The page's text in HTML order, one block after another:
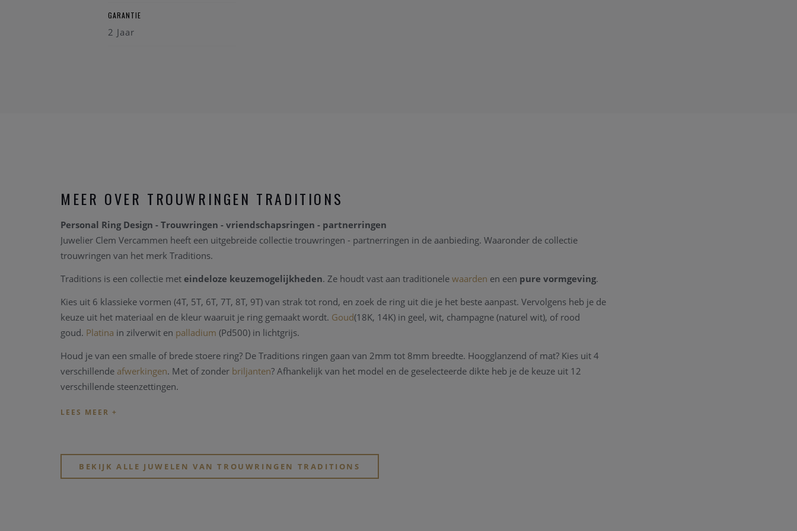
GARANTIE
2 Jaar
MEER OVER TROUWRINGEN TRADITIONS
Personal Ring Design - Trouwringen - vriendschapsringen - partnerringen
Juwelier Clem Vercammen heeft een uitgebreide collectie trouwringen - partnerringen in de aanbieding. Waaronder de collectie
trouwringen van het merk Traditions.
Traditions is een collectie met eindeloze keuzemogelijkheden. Ze houdt vast aan traditionele waarden en een pure vormgeving.
Kies uit 6 klassieke vormen (4T, 5T, 6T, 7T, 8T, 9T) van strak tot rond, en zoek de ring uit die je het beste aanpast. Vervolgens heb je de
keuze uit het materiaal en de kleur waaruit je ring gemaakt wordt. Goud(18K, 14K) in geel, wit, champagne (naturel wit), of rood
goud. Platina in zilverwit en palladium (Pd500) in lichtgrijs.
Houd je van een smalle of brede stoere ring? De Traditions ringen gaan van 2mm tot 8mm breedte. Hoogglanzend of mat? Kies uit 4
verschillende afwerkingen. Met of zonder briljanten? Afhankelijk van het model en de geselecteerde dikte heb je de keuze uit 12
verschillende steenzettingen.
De eeuwig geliefde Traditions collectie garanderen een certificaat van echtheid, twee jaar garantie tegen fabricagefouten en gratis
BEKIJK ALLE JUWELEN VAN TROUWRINGEN TRADITIONS